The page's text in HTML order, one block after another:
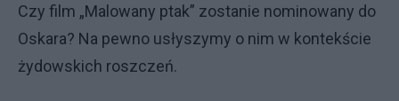
Czy film „Malowany ptak” zostanie nominowany do
Oskara? Na pewno usłyszymy o nim w kontekście
żydowskich roszczeń.